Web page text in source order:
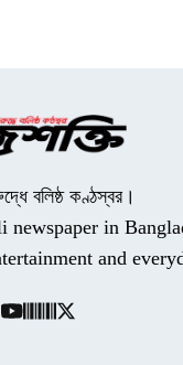
বলিষ্ঠ কণ্ঠস্বর।
in
and